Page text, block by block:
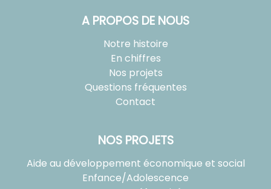
A PROPOS DE NOUS
Notre histoire
En chiffres
Nos projets
Questions fréquentes
Contact
NOS PROJETS
Aide au développement économique et social
Enfance/Adolescence